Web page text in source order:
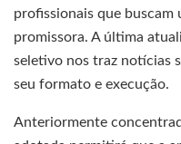
profissionais que buscam
promissora. A última
seletivo nos traz notícias
seu formato e execução.
Anteriormente